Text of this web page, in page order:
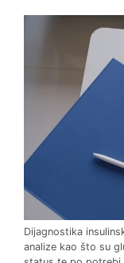
Dijagnostika
analize kao što su